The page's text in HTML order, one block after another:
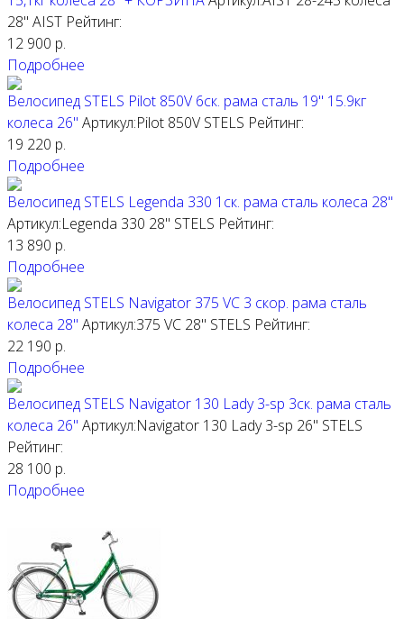
28" AIST Рейтинг:
12 900 р.
Подробнее
Велосипед STELS Pilot 850V 6ск. рама сталь 19" 15.9кг
колеса 26" Артикул:Pilot 850V STELS Рейтинг:
19 220 р.
Подробнее
Велосипед STELS Legenda 330 1ск. рама сталь колеса 28"
Артикул:Legenda 330 28" STELS Рейтинг:
13 890 р.
Подробнее
Велосипед STELS Navigator 375 VС 3 скор. рама сталь
колеса 28" Артикул:375 VС 28" STELS Рейтинг:
22 190 р.
Подробнее
Велосипед STELS Navigator 130 Lady 3-sp 3ск. рама сталь
колеса 26" Артикул:Navigator 130 Lady 3-sp 26" STELS
Рейтинг:
28 100 р.
Подробнее